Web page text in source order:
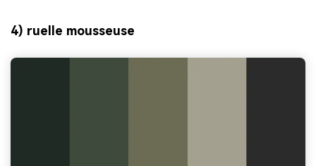
4) ruelle mousseuse